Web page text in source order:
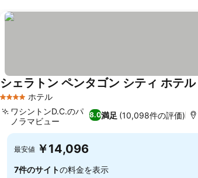
4 ホテルのランク
ホテル
シェラトン ペンタゴン シティ ホテル
8.0満足 (10,098件の評価)
ワシントンD.C.のパ
ノラマビュー
最安値 ￥14,096
7件のサイトの料金を表示